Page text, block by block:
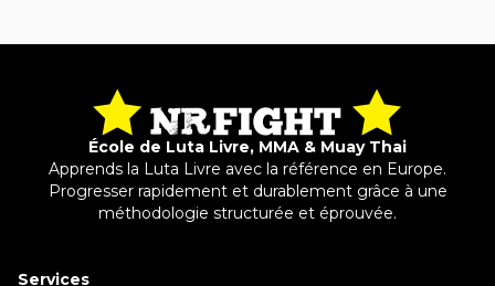
École de Luta Livre, MMA & Muay Thai
Apprends la Luta Livre avec la référence en Europe.
Progresser rapidement et durablement grâce à une
méthodologie structurée et éprouvée.
Services